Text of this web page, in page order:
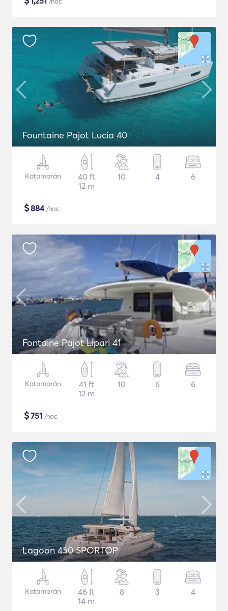
Fountaine Pajot Lucia 40
Katamarán
40 ft
12 m
10 4 6
$884/noc
Fontaine Pajot Lipari 41
Katamarán
41 ft
12 m
10 6 6
$751 /noc
Lagoon 450 SPORTOP
Katamarán
46 ft
14 m
8 3 4